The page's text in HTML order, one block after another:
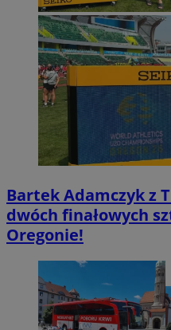
Bartek Adamczyk z
dwóch finałowych
Oregonie!